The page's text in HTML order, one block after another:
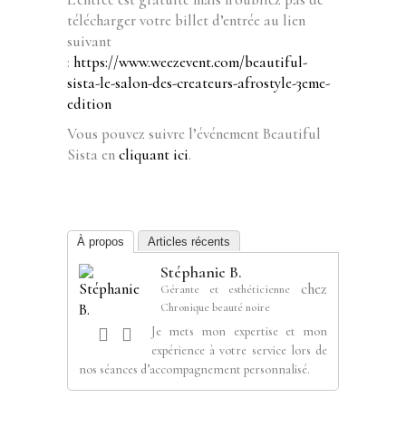
télécharger votre billet d’entrée au lien
suivant
: https://www.weezevent.com/beautiful-
sista-le-salon-des-createurs-afrostyle-3eme-
edition
Vous pouvez suivre l’événement Beautiful
Sista encliquant ici.
À propos Articles récents
Stéphanie B.
Gérante et esthéticienne chez
Chronique beauté noire
Je mets mon expertise et mon
expérience à votre service lors de
nos séances d’accompagnement personnalisé.